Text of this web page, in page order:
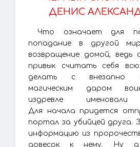
ДЕНИС
Что означает для
попадание в другой
возвращение домой,
привык считать себя
делать с внезапно
магическим даром
издревле именовали
Для начала придется
портал за убийцей друга.
информацию из
довесок к нему. Ну